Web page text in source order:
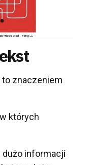
znaczeniem
których
dużo informacji